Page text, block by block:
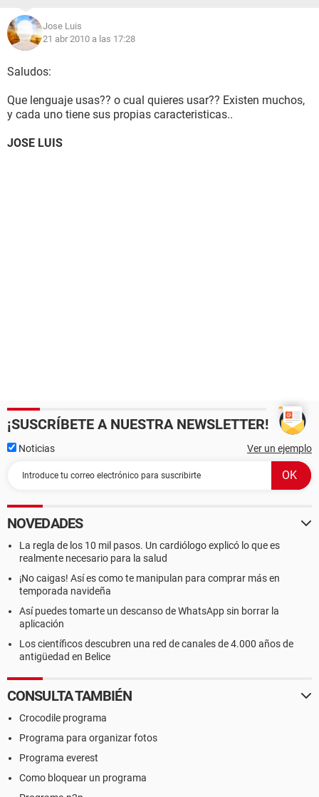
Jose Luis
21 abr 2010 a las 17:28
Saludos:
Que lenguaje usas?? o cual quieres usar?? Existen muchos,
y cada uno tiene sus propias caracteristicas..
JOSE LUIS
¡SUSCRÍBETE A NUESTRA NEWSLETTER!
Noticias Ver un ejemplo
NOVEDADES
La regla de los 10 mil pasos. Un cardiólogo explicó lo que es
realmente necesario para la salud
¡No caigas! Así es como te manipulan para comprar más en
temporada navideña
Así puedes tomarte un descanso de WhatsApp sin borrar la
aplicación
Los científicos descubren una red de canales de 4.000 años de
antigüedad en Belice
CONSULTA TAMBIÉN
Crocodile programa
Programa para organizar fotos
Programa everest
Como bloquear un programa